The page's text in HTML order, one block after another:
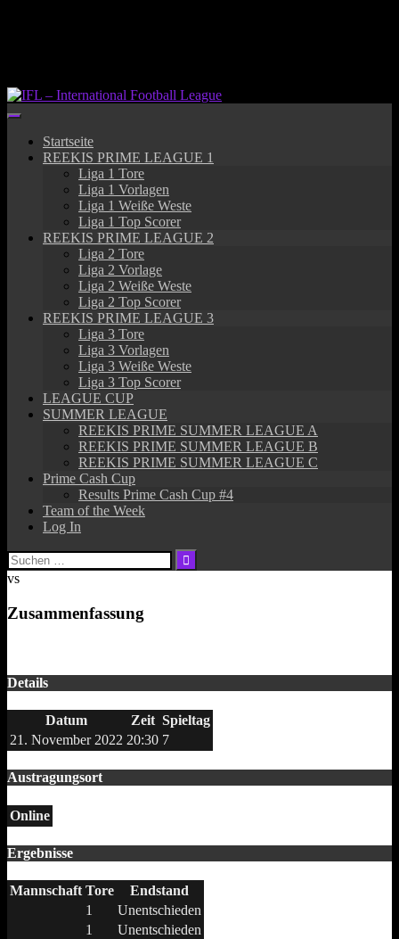
Startseite
REEKIS PRIME LEAGUE 1
Liga 1 Tore
Liga 1 Vorlagen
Liga 1 Weiße Weste
Liga 1 Top Scorer
REEKIS PRIME LEAGUE 2
Liga 2 Tore
Liga 2 Vorlage
Liga 2 Weiße Weste
Liga 2 Top Scorer
REEKIS PRIME LEAGUE 3
Liga 3 Tore
Liga 3 Vorlagen
Liga 3 Weiße Weste
Liga 3 Top Scorer
LEAGUE CUP
SUMMER LEAGUE
REEKIS PRIME SUMMER LEAGUE A
REEKIS PRIME SUMMER LEAGUE B
REEKIS PRIME SUMMER LEAGUE C
Prime Cash Cup
Results Prime Cash Cup #4
Team of the Week
Log In
Suchen
nach:
vs
Zusammenfassung
Details
Datum Zeit Spieltag
21. November 2022 20:30 7
Austragungsort
Online
Ergebnisse
Mannschaft Tore
Endstand
1
Unentschieden
1
Unentschieden